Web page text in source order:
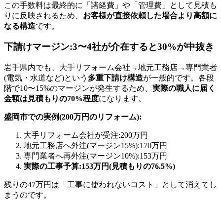
この手数料は最終的に「諸経費」や「管理費」として見積も
りに反映されるため、 お客様が直接依頼した場合より高額に
なる構造です。
下請けマージン:3〜4社が介在すると30%が中抜き
岩手県内でも、大手リフォーム会社→地元工務店→専門業者
(電気・水道など)という 多重下請け構造が一般的です。各段
階で10〜15%のマージンが発生するため、 実際の職人に届く
金額は見積もりの70%程度になります。
盛岡市での実例(200万円のリフォーム):
大手リフォーム会社が受注:200万円
地元工務店へ外注(マージン15%):170万円
専門業者へ再外注(マージン10%):153万円
実際の工事予算:153万円(見積もりの76.5%)
残りの47万円は「工事に使われないコスト」として消えてし
まうのです。